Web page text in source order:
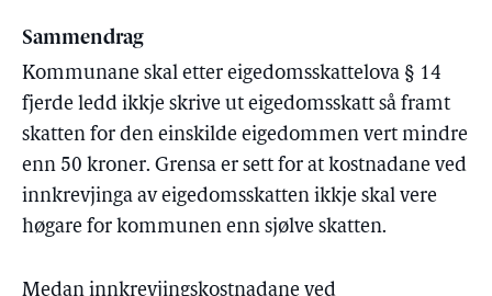
Sammendrag
Kommunane skal etter eigedomsskattelova § 14
fjerde ledd ikkje skrive ut eigedomsskatt så framt
skatten for den einskilde eigedommen vert mindre
enn 50 kroner. Grensa er sett for at kostnadane ved
innkrevjinga av eigedomsskatten ikkje skal vere
høgare for kommunen enn sjølve skatten.
Medan innkrevjingskostnadane ved